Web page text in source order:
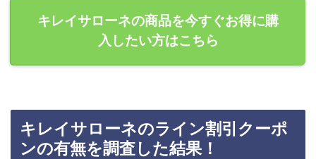
キレイサローネの商品を今すぐお得に購
入したい方はこちら
キレイサローネのライン割引クーポ
ンの有無を調査した結果！